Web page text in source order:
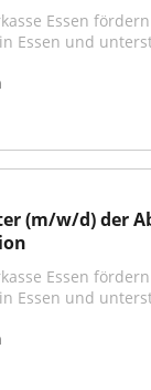
Essen
Essen und
(m/w/d) der
Essen
Essen und